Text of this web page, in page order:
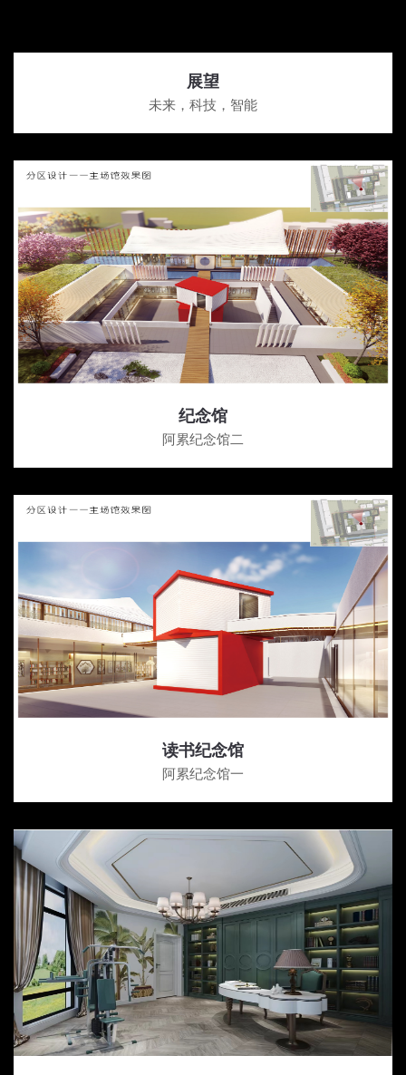
展望
未来，科技，智能
纪念馆
阿累纪念馆二
读书纪念馆
阿累纪念馆一